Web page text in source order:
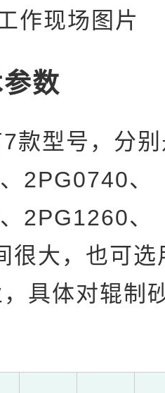
作现场图片
数
款型号，分
2PG0740、
2PG1260、
很大，也可选
具体对辊制